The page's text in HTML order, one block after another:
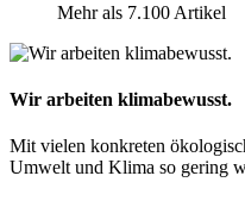
Mehr als 7.100 Artikel
Wir arbeiten klimabewusst.
Mit vielen konkreten
Umwelt und Klima so gering